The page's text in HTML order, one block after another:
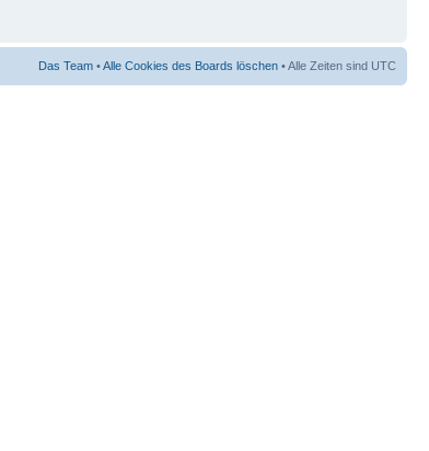
Das Team •Alle Cookies des Boards löschen • Alle Zeiten sind UTC